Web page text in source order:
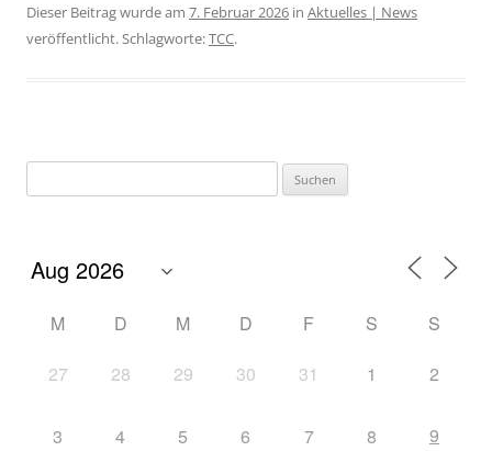
Dieser Beitrag wurde am 7. Februar 2026 in Aktuelles | News
veröffentlicht. Schlagworte:TCC.
M D M D F S S
27 28 29 30 31 1 2
3 4 5 6 7 8 9